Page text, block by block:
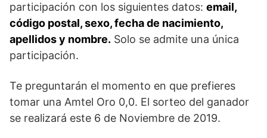
participación con los siguientes datos: email,
código postal, sexo, fecha de nacimiento,
apellidos y nombre. Solo se admite una única
participación.
Te preguntarán el momento en que prefieres
tomar una Amtel Oro 0,0. El sorteo del ganador
se realizará este 6 de Noviembre de 2019.